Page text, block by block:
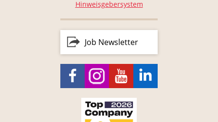
Hinweisgebersystem
Job Newsletter